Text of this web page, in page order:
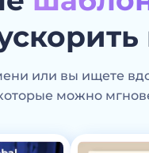
или вы ищете
можно